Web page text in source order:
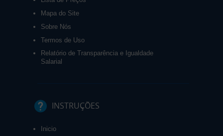
Mapa do Site
Sobre Nós
Termos de Uso
Relatório de Transparência e Igualdade
Salarial
INSTRUÇÕES
Inicio